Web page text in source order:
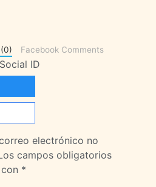
Facebook Comments
ID
electrónico no
campos obligatorios
*